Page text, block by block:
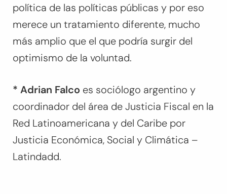
política de las políticas públicas y por eso
merece un tratamiento diferente, mucho
más amplio que el que podría surgir del
optimismo de la voluntad.
* Adrian Falco es sociólogo argentino y
coordinador del área de Justicia Fiscal en la
Red Latinoamericana y del Caribe por
Justicia Económica, Social y Climática –
Latindadd.